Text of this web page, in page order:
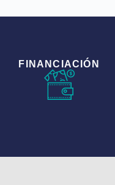
FINANCIACIÓN